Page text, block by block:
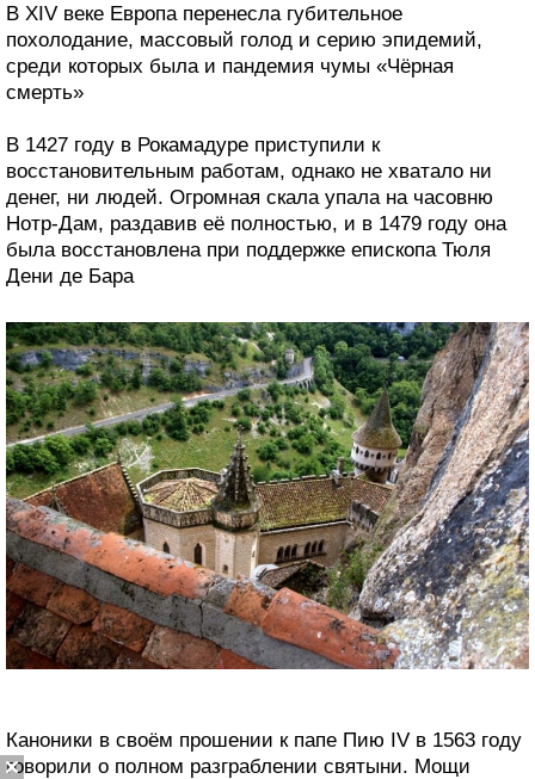
В XIV веке Европа перенесла губительное
похолодание, массовый голод и серию эпидемий,
среди которых была и пандемия чумы «Чёрная
смерть»
В 1427 году в Рокамадуре приступили к
восстановительным работам, однако не хватало ни
денег, ни людей. Огромная скала упала на часовню
Нотр-Дам, раздавив её полностью, и в 1479 году она
была восстановлена при поддержке епископа Тюля
Дени де Бара
Каноники в своём прошении к папе Пию IV в 1563 году
говорили о полном разграблении святыни. Мощи